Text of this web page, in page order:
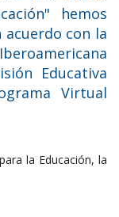
hemos
con la
Educativa
Virtual
la Educación, la